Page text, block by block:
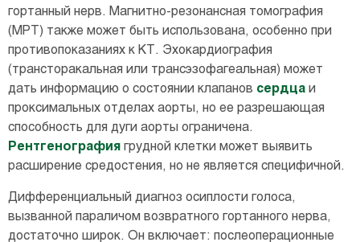
гортанный нерв. Магнитно-резонансная томография
(МРТ) также может быть использована, особенно при
противопоказаниях к КТ. Эхокардиография
(трансторакальная или трансэзофагеальная) может
дать информацию о состоянии клапанов сердца и
проксимальных отделах аорты, но ее разрешающая
способность для дуги аорты ограничена.
Рентгенография грудной клетки может выявить
расширение средостения, но не является специфичной.
Дифференциальный диагноз осиплости голоса,
вызванной параличом возвратного гортанного нерва,
достаточно широк. Он включает: послеоперационные